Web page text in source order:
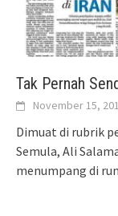
Tak Pernah
November 15,
Dimuat di rubrik
Semula, Ali
menumpang di